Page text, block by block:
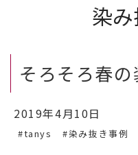
染
そろそろ春の
2019年4月10日
#tanys #染み抜き事例